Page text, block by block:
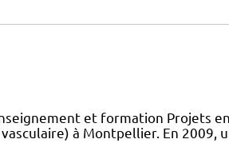
et formation Projets
à Montpellier. En 2009,